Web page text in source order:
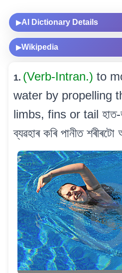
▶AI Dictionary Details
▶Wikipedia
1. (Verb-Intran.) to
water by propelling
limbs, fins or tail হাত-
ব্যৱহাৰ কৰি পানীত শৰীৰটো